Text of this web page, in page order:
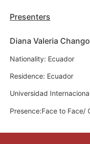
Presenters
Diana Valeria
Nationality: Ecuador
Residence: Ecuador
Universidad
Presence:Face to Face/